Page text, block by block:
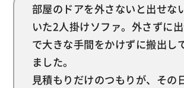
部屋のドアを外さないと出せな
いた2人掛けソファ。外さずに
で大きな手間をかけずに搬出し
ました。
見積もりだけのつもりが、その